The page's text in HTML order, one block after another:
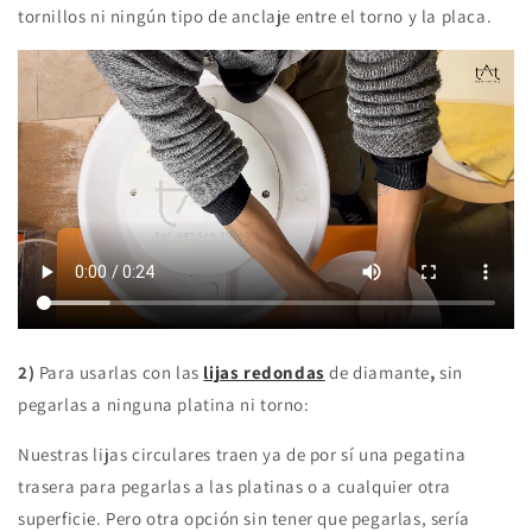
tornillos ni ningún tipo de anclaje entre el torno y la placa.
2) Para usarlas con las lijas redondas de diamante, sin
pegarlas a ninguna platina ni torno:
Nuestras lijas circulares traen ya de por sí una pegatina
trasera para pegarlas a las platinas o a cualquier otra
superficie. Pero otra opción sin tener que pegarlas, sería